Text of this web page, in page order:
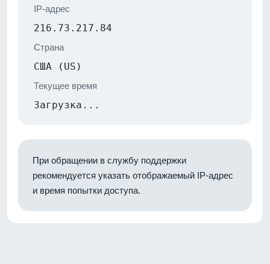
IP-адрес
216.73.217.84
Страна
США (US)
Текущее время
Загрузка...
При обращении в службу поддержки
рекомендуется указать отображаемый IP-адрес
и время попытки доступа.